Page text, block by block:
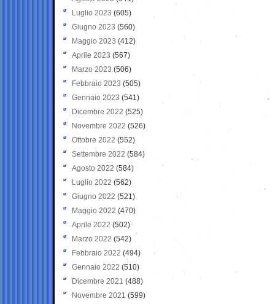
Luglio 2023 (605)
Giugno 2023 (560)
Maggio 2023 (412)
Aprile 2023 (567)
Marzo 2023 (506)
Febbraio 2023 (505)
Gennaio 2023 (541)
Dicembre 2022 (525)
Novembre 2022 (526)
Ottobre 2022 (552)
Settembre 2022 (584)
Agosto 2022 (584)
Luglio 2022 (562)
Giugno 2022 (521)
Maggio 2022 (470)
Aprile 2022 (502)
Marzo 2022 (542)
Febbraio 2022 (494)
Gennaio 2022 (510)
Dicembre 2021 (488)
Novembre 2021 (599)